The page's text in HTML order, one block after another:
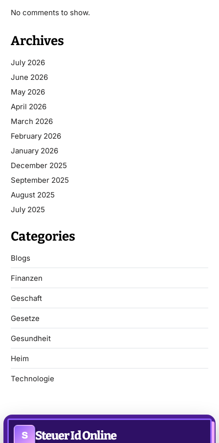
No comments to show.
Archives
July 2026
June 2026
May 2026
April 2026
March 2026
February 2026
January 2026
December 2025
September 2025
August 2025
July 2025
Categories
Blogs
Finanzen
Geschaft
Gesetze
Gesundheit
Heim
Technologie
S Steuer Id Online